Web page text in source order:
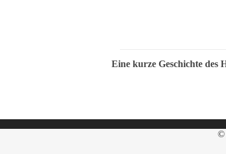
Eine kurze Geschichte des
©